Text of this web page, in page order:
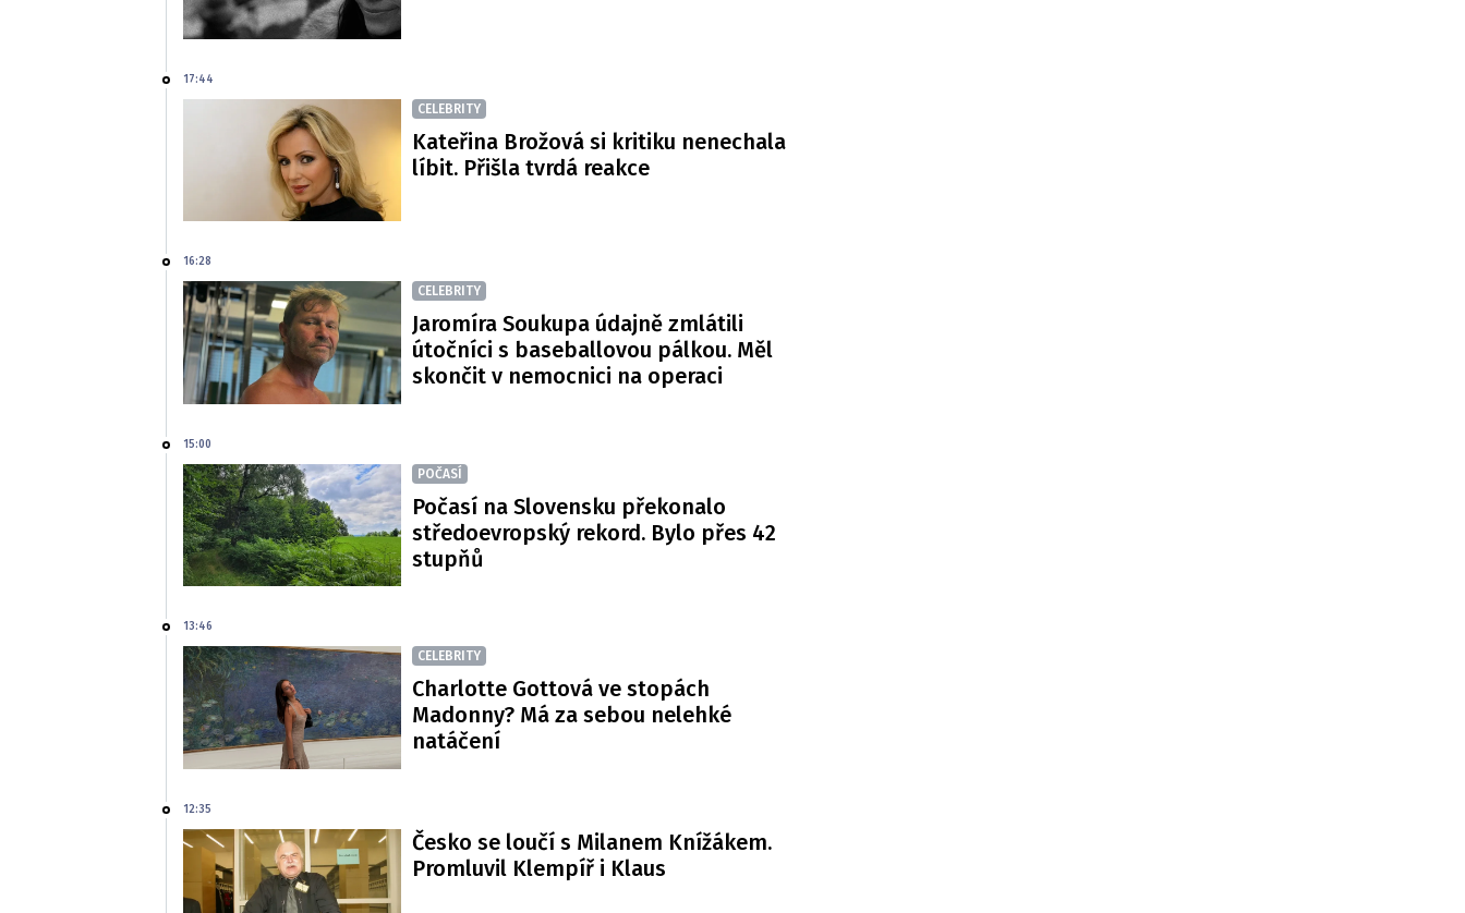
17:44
CELEBRITY
Kateřina Brožová si kritiku nenechala
líbit. Přišla tvrdá reakce
16:28
CELEBRITY
Jaromíra Soukupa údajně zmlátili
útočníci s baseballovou pálkou. Měl
skončit v nemocnici na operaci
15:00
POČASÍ
Počasí na Slovensku překonalo
středoevropský rekord. Bylo přes 42
stupňů
13:46
CELEBRITY
Charlotte Gottová ve stopách
Madonny? Má za sebou nelehké
natáčení
12:35
Česko se loučí s Milanem Knížákem.
Promluvil Klempíř i Klaus